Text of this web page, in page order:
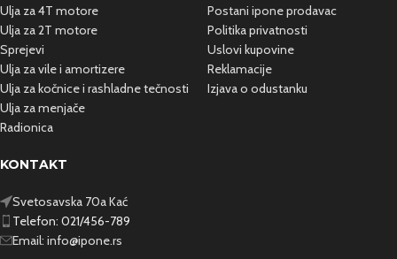
Ulja za 4T motore
Ulja za 2T motore
Sprejevi
Ulja za vile i amortizere
Ulja za kočnice i rashladnetečnosti
Ulja za menjače
Radionica
Postani ipone prodavac
Politika privatnosti
Uslovi kupovine
Reklamacije
Izjava o odustanku
KONTAKT
Svetosavska 70a Kać
Telefon: 021/456-789
Email: info@ipone.rs